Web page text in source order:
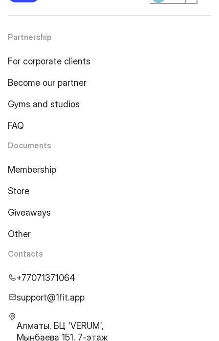
Partnership
For corporate clients
Become our partner
Gyms and studios
FAQ
Documents
Membership
Store
Giveaways
Other
Contacts
+77071371064
support@1fit.app
Алматы, БЦ 'VERUM',
Мынбаева 151, 7-этаж